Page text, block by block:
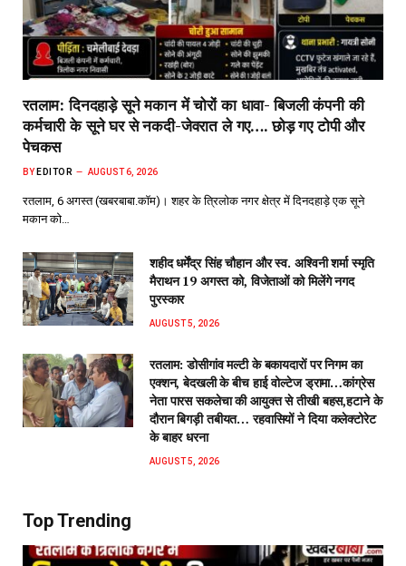
रतलाम: दिनदहाड़े सूने मकान में चोरों का धावा- बिजली कंपनी की
कर्मचारी के सूने घर से नकदी-जेवरात ले गए…. छोड़ गए टोपी और
पेचकस
BY EDITOR AUGUST 6, 2026
रतलाम, 6 अगस्त (खबरबाबा.कॉम)। शहर के त्रिलोक नगर क्षेत्र में दिनदहाड़े एक सूने
मकान को…
शहीद धर्मेंद्र सिंह चौहान और स्व. अश्विनी शर्मा स्मृति
मैराथन 19 अगस्त को, विजेताओं को मिलेंगे नगद
पुरस्कार
AUGUST 5, 2026
रतलाम: डोसीगांव मल्टी के बकायदारों पर निगम का
एक्शन, बेदखली के बीच हाई वोल्टेज ड्रामा…कांग्रेस
नेता पारस सकलेचा की आयुक्त से तीखी बहस,हटाने के
दौरान बिगड़ी तबीयत… रहवासियों ने दिया कलेक्टोरेट
के बाहर धरना
AUGUST 5, 2026
Top Trending